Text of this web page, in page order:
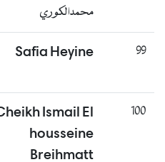
محمدالكوري
99
Safia Heyine
100
Cheikh Ismail El
housseine
Breihmatt